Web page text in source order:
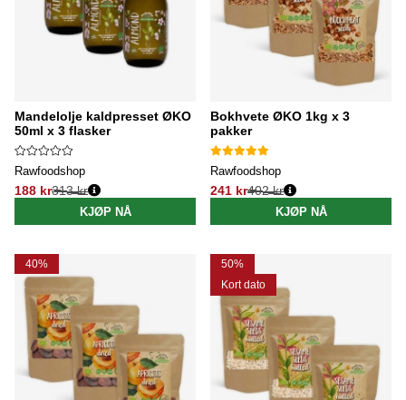
Mandelolje kaldpresset ØKO
50ml x 3 flasker
Rawfoodshop
188 kr
Vanlig pris:
313 kr
KJØP NÅ
Bokhvete ØKO 1kg x 3
pakker
Rawfoodshop
241 kr
Vanlig pris:
402 kr
KJØP NÅ
40%
50%
Kort dato